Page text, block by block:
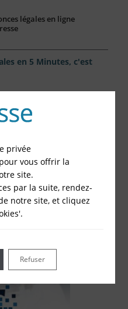
légales en ligne
en 5 Minutes, c'est
le prix
votre attestation
:
privée
vous offrir la
site.
par la suite, rendez-
notre site, et cliquez
Refuser